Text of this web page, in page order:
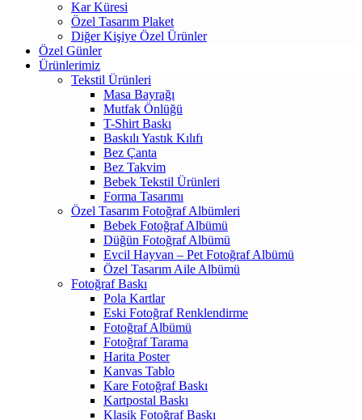
Kar Küresi
Özel Tasarım Plaket
Diğer Kişiye Özel Ürünler
Özel Günler
Ürünlerimiz
Tekstil Ürünleri
Masa Bayrağı
Mutfak Önlüğü
T-Shirt Baskı
Baskılı Yastık Kılıfı
Bez Çanta
Bez Takvim
Bebek Tekstil Ürünleri
Forma Tasarımı
Özel Tasarım Fotoğraf Albümleri
Bebek Fotoğraf Albümü
Düğün Fotoğraf Albümü
Evcil Hayvan – Pet Fotoğraf Albümü
Özel Tasarım Aile Albümü
Fotoğraf Baskı
Pola Kartlar
Eski Fotoğraf Renklendirme
Fotoğraf Albümü
Fotoğraf Tarama
Harita Poster
Kanvas Tablo
Kare Fotoğraf Baskı
Kartpostal Baskı
Klasik Fotoğraf Baskı